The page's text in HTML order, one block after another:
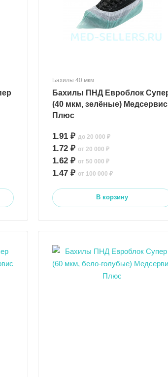
Бахилы 40 мкм
Бахилы ПНД Евроблок Супер
(40 мкм, зелёные) Медсервис
Плюс
1.91 ₽ до 20 000 ₽
1.72 ₽ от 20 000 ₽
1.62 ₽ от 50 000 ₽
1.47 ₽ от 100 000 ₽
В корзину